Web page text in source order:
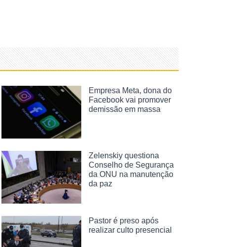
Empresa Meta, dona do
Facebook vai promover
demissão em massa
Zelenskiy questiona
Conselho de Segurança
da ONU na manutenção
da paz
Pastor é preso após
realizar culto presencial